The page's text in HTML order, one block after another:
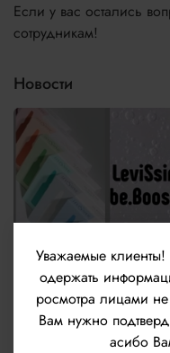
Если у вас остались
сотрудникам!
Новости
Новые ампульные
бренда LeviSsime
Уважаемые клиенты!
одержать
росмотра лицами
Вам нужно
асибо